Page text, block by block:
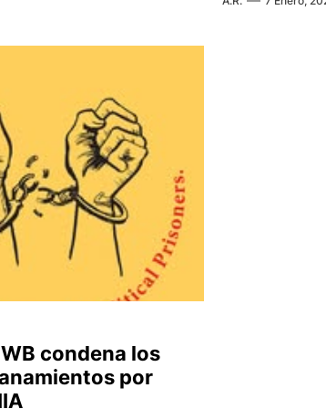
condena los
por